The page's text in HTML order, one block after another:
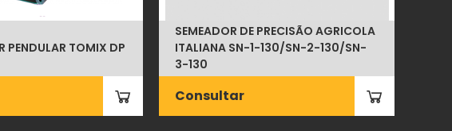
PENDULAR TOMIX DP
SEMEADOR DE PRECISÃO AGRICOLA
ITALIANA SN-1-130/SN-2-130/SN-
3-130
Consultar